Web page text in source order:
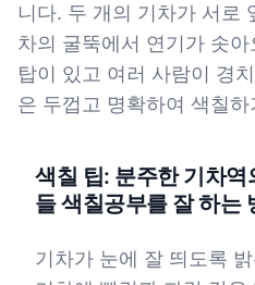
니다. 두 개의 기차가 서로
차의 굴뚝에서 연기가 솟
탑이 있고 여러 사람이 경
은 두껍고 명확하여 색칠
색칠 팁: 분주한 기차
들 색칠공부를 잘 하는
기차가 눈에 잘 띄도록